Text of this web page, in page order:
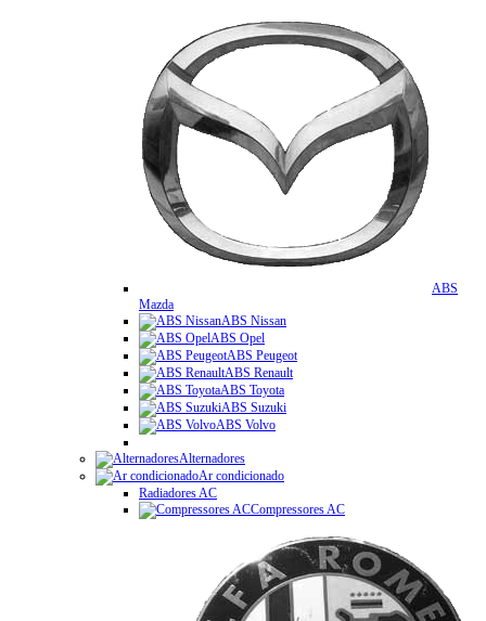
ABS
Mazda
ABS Nissan
ABS Opel
ABS Peugeot
ABS Renault
ABS Toyota
ABS Suzuki
ABS Volvo
Alternadores
Ar condicionado
Radiadores AC
Compressores AC